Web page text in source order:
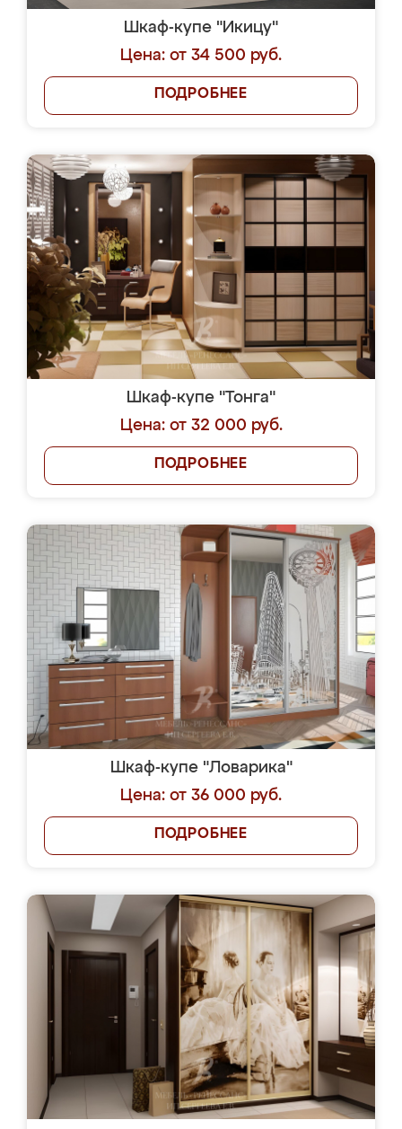
Шкаф-купе "Икицу"
Цена: от 34 500 руб.
ПОДРОБНЕЕ
Шкаф-купе "Тонга"
Цена: от 32 000 руб.
ПОДРОБНЕЕ
Шкаф-купе "Ловарика"
Цена: от 36 000 руб.
ПОДРОБНЕЕ